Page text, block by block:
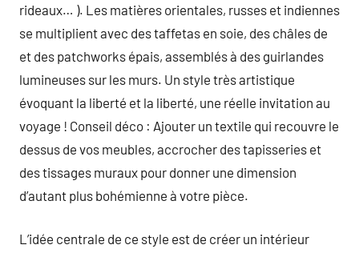
rideaux… ). Les matières orientales, russes et indiennes
se multiplient avec des taffetas en soie, des châles de
et des patchworks épais, assemblés à des guirlandes
lumineuses sur les murs. Un style très artistique
évoquant la liberté et la liberté, une réelle invitation au
voyage ! Conseil déco : Ajouter un textile qui recouvre le
dessus de vos meubles, accrocher des tapisseries et
des tissages muraux pour donner une dimension
d’autant plus bohémienne à votre pièce.
L’idée centrale de ce style est de créer un intérieur